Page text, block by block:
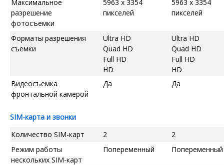
Максимальное
разрешение
фотосъемки
5963 x 3354
пикселей
5963 x 3354
пикселей
Форматы разрешения
съемки
Ultra HD
Quad HD
Full HD
HD
Ultra HD
Quad HD
Full HD
HD
Видеосъемка
фронтальной камерой
Да Да
SIM-карта и звонки
Количество SIM-карт
2
2
Режим работы
нескольких SIM-карт
Попеременный Попеременный